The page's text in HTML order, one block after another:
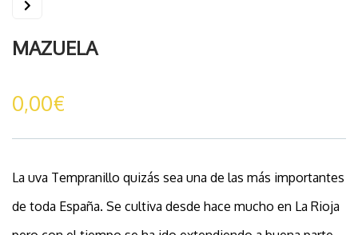
MAZUELA
0,00€
La uva Tempranillo quizás sea una de las más importantes
de toda España. Se cultiva desde hace mucho en La Rioja